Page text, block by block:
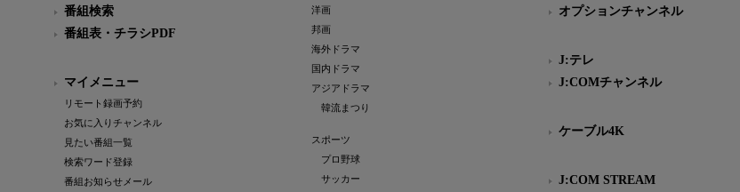
番組検索
番組表・チラシPDF
マイメニュー
リモート録画予約
お気に入りチャンネル
見たい番組一覧
検索ワード登録
番組お知らせメール
洋画
邦画
海外ドラマ
国内ドラマ
アジアドラマ
韓流まつり
スポーツ
プロ野球
サッカー
オプションチャンネル
J:テレ
J:COMチャンネル
ケーブル4K
J:COM STREAM